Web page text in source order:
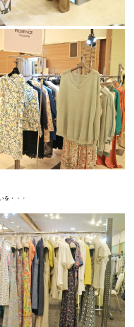
を・・・